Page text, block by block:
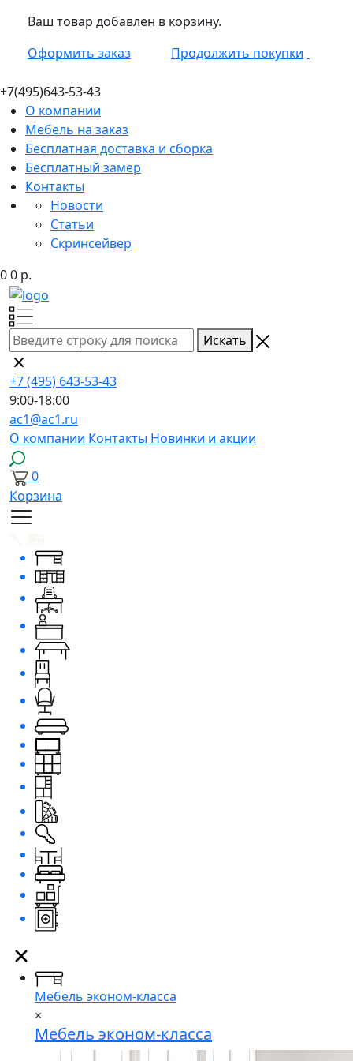
Ваш товар добавлен в корзину.
Оформить заказ
Продолжить покупки
+7(495)643-53-43
О компании
Мебель на заказ
Бесплатная доставка и сборка
Бесплатный замер
Контакты
Новости
Статьи
Скринсейвер
00 р.
Искать
+7 (495) 643-53-43
9:00-18:00
ac1@ac1.ru
О компании Контакты Новинки и акции
0
Корзина
Мебель эконом-класса
×
Мебель эконом-класса